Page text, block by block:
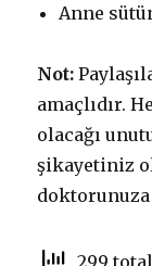
Anne
Not:
amaçlıdır.
olacağı
şikayetiniz
doktorunuza
299